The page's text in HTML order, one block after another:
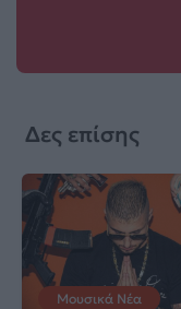
Δες επίσης
Μουσικά Νέα